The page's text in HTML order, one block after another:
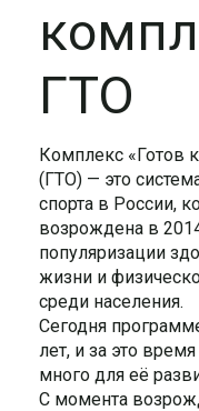
ГТО
Комплекс «Готов
(ГТО) — это
спорта в России,
возрождена в
популяризации
жизни и
среди населения.
Сегодня
лет, и за это
много для её
С момента